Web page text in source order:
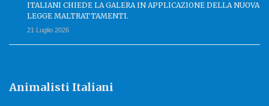
ITALIANI CHIEDE LA GALERA IN APPLICAZIONE DELLA NUOVA
LEGGE MALTRATTAMENTI.
21 Luglio 2026
Animalisti Italiani